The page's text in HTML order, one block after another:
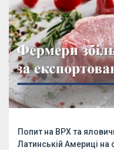
Попит на ВРХ та
Латинській Америці